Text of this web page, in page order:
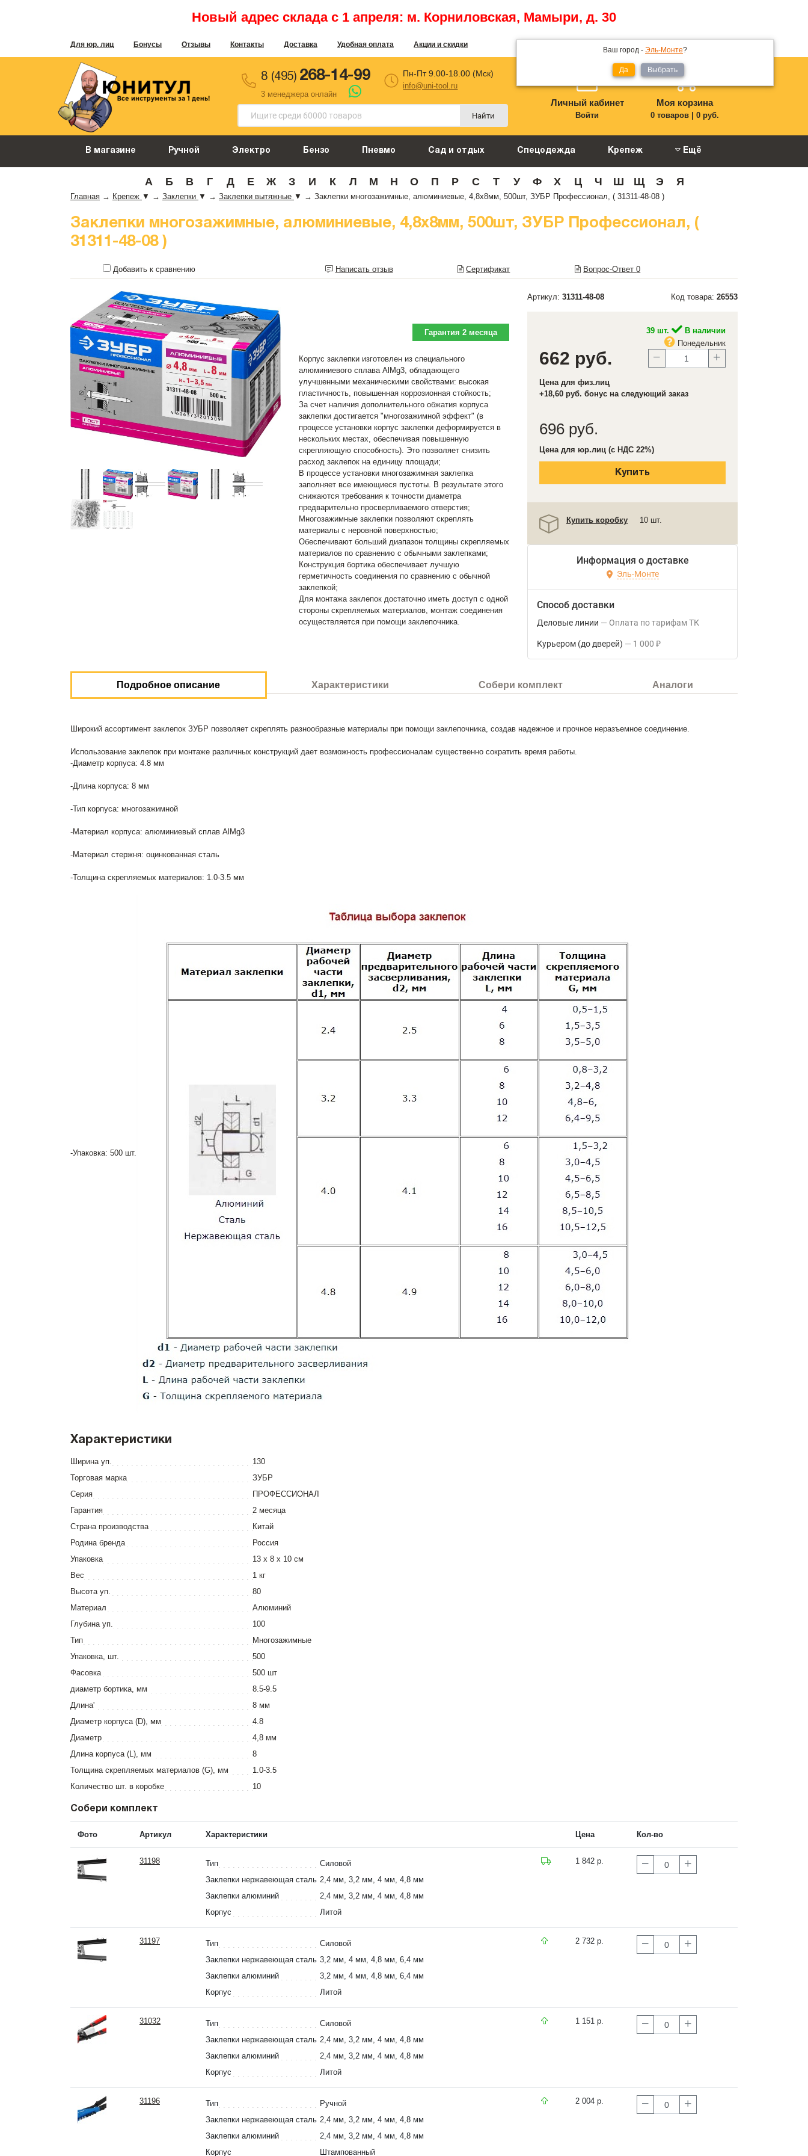
Новый адрес склада с 1 апреля: м. Корниловская, Мамыри, д. 30
Для юр. лиц Бонусы Отзывы Контакты Доставка Удобная оплата Акции и скидки
Ваш город - Эль-Монте?
Да Выбрать
8 (495) 268-14-99
3 менеджера онлайн
Пн-Пт 9.00-18.00 (Мск)
info@uni-tool.ru
Найти
Личный кабинет
Войти
Моя корзина
0 товаров| 0 руб.
В магазине Ручной Электро Бензо Пневмо Сад и отдых Спецодежда Крепеж Ещё
А Б В Г Д Е Ж З И К Л М Н О П Р С Т У Ф Х Ц Ч Ш Щ Э Я
Главная → Крепеж ▼ → Заклепки ▼ → Заклепки вытяжные ▼ → Заклепки многозажимные, алюминиевые, 4,8x8мм, 500шт, ЗУБР Профессионал, ( 31311-48-08 )
Заклепки многозажимные, алюминиевые, 4,8x8мм, 500шт, ЗУБР Профессионал, (
31311-48-08 )
Добавить к сравнению Написать отзыв Сертификат Вопрос-Ответ0
Артикул: 31311-48-08 Код товара: 26553
Гарантия 2 месяца
Корпус заклепки изготовлен из специального
алюминиевого сплава AlMg3, обладающего
улучшенными механическими свойствами: высокая
пластичность, повышенная коррозионная стойкость;
За счет наличия дополнительного обжатия корпуса
заклепки достигается "многозажимной эффект" (в
процессе установки корпус заклепки деформируется в
нескольких местах, обеспечивая повышенную
скрепляющую способность). Это позволяет снизить
расход заклепок на единицу площади;
В процессе установки многозажимная заклепка
заполняет все имеющиеся пустоты. В результате этого
снижаются требования к точности диаметра
предварительно просверливаемого отверстия;
Многозажимные заклепки позволяют скреплять
материалы с неровной поверхностью;
Обеспечивают больший диапазон толщины скрепляемых
материалов по сравнению с обычными заклепками;
Конструкция бортика обеспечивает лучшую
герметичность соединения по сравнению с обычной
заклепкой;
Для монтажа заклепок достаточно иметь доступ с одной
стороны скрепляемых материалов, монтаж соединения
осуществляется при помощи заклепочника.
39 шт.
В наличии
Понедельник
662 руб.
Цена для физ.лиц
+18,60 руб. бонус на следующий заказ
696 руб.
Цена для юр.лиц (с НДС 22%)
Купить
Купить коробку 10 шт.
Информация о доставке
Эль-Монте
Способ доставки
Деловые линии Оплата по тарифам ТК
Курьером (до дверей) 1 000 ₽
Подробное описание Характеристики Собери комплект Аналоги
Широкий ассортимент заклепок ЗУБР позволяет скреплять разнообразные материалы при помощи заклепочника, создав надежное и прочное неразъемное соединение.
Использование заклепок при монтаже различных конструкций дает возможность профессионалам существенно сократить время работы.
-Диаметр корпуса: 4.8 мм
-Длина корпуса: 8 мм
-Тип корпуса: многозажимной
-Материал корпуса: алюминиевый сплав AlMg3
-Материал стержня: оцинкованная сталь
-Толщина скрепляемых материалов: 1.0-3.5 мм
-Упаковка: 500 шт.
Характеристики
Ширина уп.
130
Торговая марка
ЗУБР
Серия
ПРОФЕССИОНАЛ
Гарантия
2 месяца
Страна производства
Китай
Родина бренда
Россия
Упаковка
13 x 8 x 10 см
Вес
1 кг
Высота уп.
80
Материал
Алюминий
Глубина уп.
100
Тип
Многозажимные
Упаковка, шт.
500
Фасовка
500 шт
диаметр бортика, мм
8.5-9.5
Длина'
8 мм
Диаметр корпуса (D), мм
4.8
Диаметр
4,8 мм
Длина корпуса (L), мм
8
Толщина скрепляемых материалов (G), мм
1.0-3.5
Количество шт. в коробке
10
Собери комплект
Фото Артикул Характеристики Цена Кол-во
31198 Тип
Силовой
Заклепки нержавеющая сталь 2,4 мм, 3,2 мм, 4 мм, 4,8 мм
Заклепки алюминий
2,4 мм, 3,2 мм, 4 мм, 4,8 мм
Корпус
Литой
1 842 р.
31197 Тип
Силовой
Заклепки нержавеющая сталь 3,2 мм, 4 мм, 4,8 мм, 6,4 мм
Заклепки алюминий
3,2 мм, 4 мм, 4,8 мм, 6,4 мм
Корпус
Литой
2 732 р.
31032 Тип
Силовой
Заклепки нержавеющая сталь 2,4 мм, 3,2 мм, 4 мм, 4,8 мм
Заклепки алюминий
2,4 мм, 3,2 мм, 4 мм, 4,8 мм
Корпус
Литой
1 151 р.
31196 Тип
Ручной
Заклепки нержавеющая сталь 2,4 мм, 3,2 мм, 4 мм, 4,8 мм
Заклепки алюминий
2,4 мм, 3,2 мм, 4 мм, 4,8 мм
Корпус
Штампованный
2 004 р.